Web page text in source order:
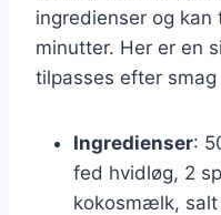
ingredienser og
minutter. Her er en
tilpasses efter
Ingredienser:
fed hvidløg, 2
kokosmælk,